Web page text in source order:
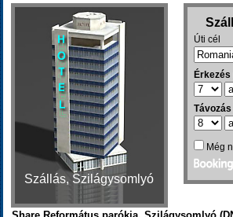
Szállás, Szilágysomlyó